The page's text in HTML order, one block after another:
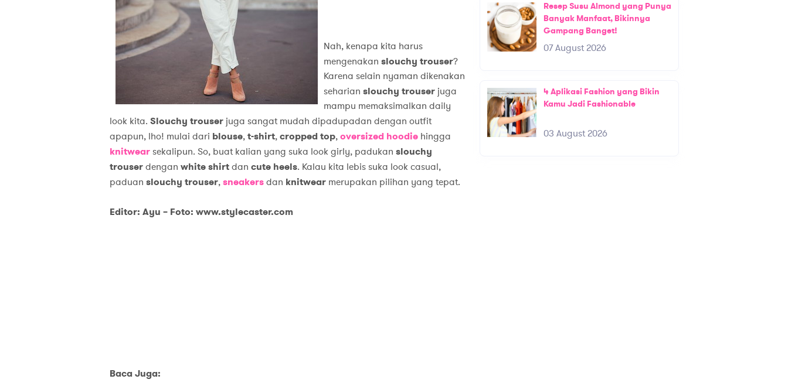
Nah, kenapa kita harus
mengenakan slouchy trouser?
Karena selain nyaman dikenakan
seharian slouchy trouserjuga
mampu memaksimalkan daily
look kita. Slouchy trouserjuga sangat mudah dipadupadan dengan outfit
apapun, lho! mulai dari blouse,t-shirt,cropped top,oversized hoodiehingga
knitwear sekalipun. So, buat kalian yang suka look girly, padukan slouchy
trouserdengan white shirtdan cute heels. Kalau kita lebis suka look casual,
paduan slouchy trouser,sneakers dan knitwear merupakan pilihan yang tepat.
Editor: Ayu – Foto: www.stylecaster.com
Baca Juga:
Resep Susu Almond yang Punya
Banyak Manfaat, Bikinnya
Gampang Banget!
07 August 2026
4 Aplikasi Fashion yang Bikin
Kamu Jadi Fashionable
03 August 2026